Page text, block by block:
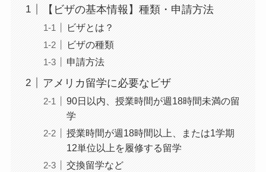
【ビザの基本情報】種類・申請方法
ビザとは？
ビザの種類
申請方法
アメリカ留学に必要なビザ
90日以内、授業時間が週18時間未満の留
学
授業時間が週18時間以上、または1学期
12単位以上を履修する留学
交換留学など